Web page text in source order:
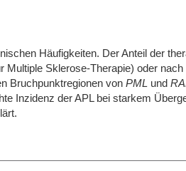
Häufigkeiten. Der Anteil der
Sklerose-Therapie) oder
Bruchpunktregionen von PML und
Inzidenz der APL bei starkem